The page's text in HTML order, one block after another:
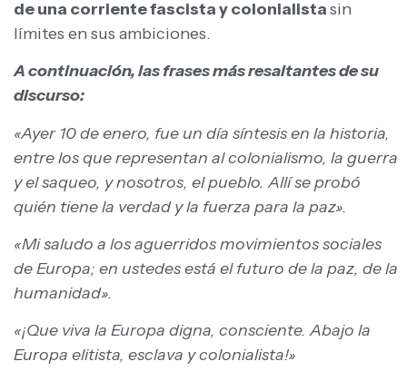
de una corriente fascista y colonialistasin
límites en sus ambiciones.
A continuación, las frases más resaltantes de su
discurso:
«Ayer 10 de enero, fue un día síntesis en la historia,
entre los que representan al colonialismo, la guerra
y el saqueo, y nosotros, el pueblo. Allí se probó
quién tiene la verdad y la fuerza para la paz».
«Mi saludo a los aguerridos movimientos sociales
de Europa; en ustedes está el futuro de la paz, de la
humanidad».
«¡Que viva la Europa digna, consciente. Abajo la
Europa elitista, esclava y colonialista!»